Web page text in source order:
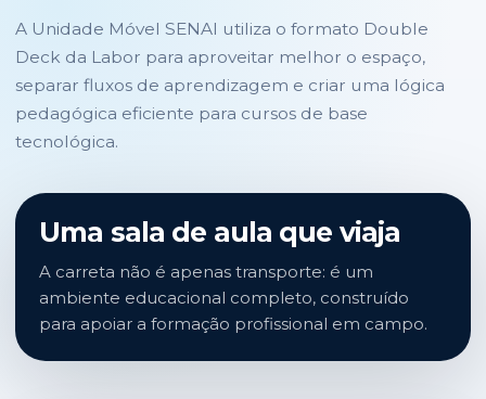
A Unidade Móvel SENAI utiliza o formato Double
Deck da Labor para aproveitar melhor o espaço,
separar fluxos de aprendizagem e criar uma lógica
pedagógica eficiente para cursos de base
tecnológica.
Uma sala de aula que viaja
A carreta não é apenas transporte: é um
ambiente educacional completo, construído
para apoiar a formação profissional em campo.